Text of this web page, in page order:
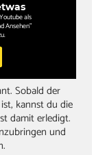
als
Ansehen"
Sobald der
kannst du die
damit erledigt.
und